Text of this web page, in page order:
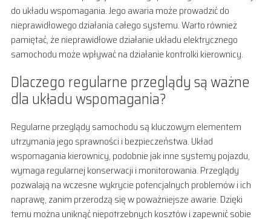
do układu wspomagania. Jego awaria może prowadzić do
nieprawidłowego działania całego systemu. Warto również
pamiętać, że nieprawidłowe działanie układu elektrycznego
samochodu może wpływać na działanie kontrolki kierownicy.
Dlaczego regularne przeglądy są ważne
dla układu wspomagania?
Regularne przeglądy samochodu są kluczowym elementem
utrzymania jego sprawności i bezpieczeństwa. Układ
wspomagania kierownicy, podobnie jak inne systemy pojazdu,
wymaga regularnej konserwacji i monitorowania. Przeglądy
pozwalają na wczesne wykrycie potencjalnych problemów i ich
naprawę, zanim przerodzą się w poważniejsze awarie. Dzięki
temu można uniknąć niepotrzebnych kosztów i zapewnić sobie